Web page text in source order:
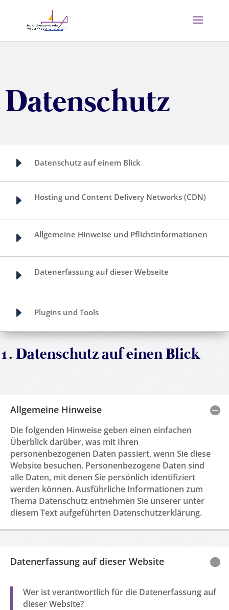
Datenschutz
E Datenschutz auf einem Blick
E Hosting und Content Delivery Networks (CDN)
E Allgemeine Hinweise und Pflichtinformationen
E Datenerfassung auf dieser Webseite
E Plugins und Tools
1. Datenschutz auf einen Blick
Allgemeine Hinweise
Die folgenden Hinweise geben einen einfachen
Überblick darüber, was mit Ihren
personenbezogenen Daten passiert, wenn Sie diese
Website besuchen. Personenbezogene Daten sind
alle Daten, mit denen Sie persönlich identifiziert
werden können. Ausführliche Informationen zum
Thema Datenschutz entnehmen Sie unserer unter
diesem Text aufgeführten Datenschutzerklärung.
Datenerfassung auf dieser Website
Wer ist verantwortlich für die Datenerfassung auf
dieser Website?